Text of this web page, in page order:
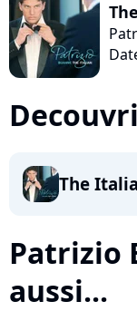
The
Patrizio
aussi...